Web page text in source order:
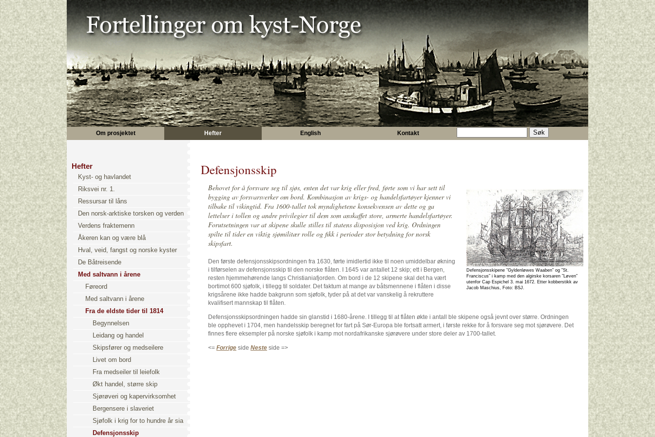
Om prosjektet Hefter English Kontakt
Defensjonsskip
Defensjonsskipene ”Gyldenløwes Waaben” og ”St.
Franciscus” i kamp med den algirske korsaren ”Løven”
utenfor Cap Espichel 3. mai 1672. Etter kobberstikk av
Jacob Maschius, Foto: BSJ.
Behovet for å forsvare seg til sjøs, enten det var krig eller fred, førte som vi har sett til
bygging av forsvarsverker om bord. Kombinasjon av krigs- og handelsfartøyer kjenner vi
tilbake til vikingtid. Fra 1600-tallet tok myndighetene konsekvensen av dette og ga
lettelser i tollen og andre privilegier til dem som anskaffet store, armerte handelsfartøyer.
Forutsetningen var at skipene skulle stilles til statens disposisjon ved krig. Ordningen
spilte til tider en viktig sjømilitær rolle og fikk i perioder stor betydning for norsk
skipsfart.
Den første defensjonsskipsordningen fra 1630, førte imidlertid ikke til noen umiddelbar økning
i tilførselen av defensjonsskip til den norske flåten. I 1645 var antallet 12 skip; ett i Bergen,
resten hjemmehørende langs Christianiafjorden. Om bord i de 12 skipene skal det ha vært
bortimot 600 sjøfolk, i tillegg til soldater. Det faktum at mange av båtsmennene i flåten i disse
krigsårene ikke hadde bakgrunn som sjøfolk, tyder på at det var vanskelig å rekruttere
kvalifisert mannskap til flåten.
Defensjonsskipsordningen hadde sin glanstid i 1680-årene. I tillegg til at flåten økte i antall ble skipene også jevnt over større. Ordningen
ble opphevet i 1704, men handelsskip beregnet for fart på Sør-Europa ble fortsatt armert, i første rekke for å forsvare seg mot sjørøvere. Det
finnes flere eksempler på norske sjøfolk i kamp mot nordafrikanske sjørøvere under store deler av 1700-tallet.
<= Forrige side Neste side =>
Hefter
Kyst- og havlandet
Riksvei nr. 1.
Ressursar til låns
Den norsk-arktiske torsken og verden
Verdens fraktemenn
Åkeren kan og være blå
Hval, veid, fangst og norske kyster
De Båtreisende
Med saltvann i årene
Føreord
Med saltvann i årene
Fra de eldste tider til 1814
Begynnelsen
Leidang og handel
Skipsfører og medseilere
Livet om bord
Fra medseiler til leiefolk
Økt handel, større skip
Sjørøveri og kapervirksomhet
Bergensere i slaveriet
Sjøfolk i krig for to hundre år sia
Defensjonsskip